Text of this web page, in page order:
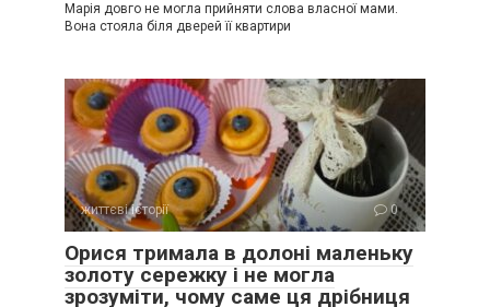
Марія довго не могла прийняти слова власної мами.
Вона стояла біля дверей її квартири
життєві історії 0
Орися тримала в долоні маленьку
золоту сережку і не могла
зрозуміти, чому саме ця дрібниця